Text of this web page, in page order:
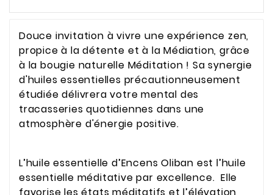
Douce invitation à vivre une expérience zen,
propice à la détente et à la Médiation, grâce
à la bougie naturelle Méditation ! Sa synergie
d'huiles essentielles précautionneusement
étudiée délivrera votre mental des
tracasseries quotidiennes dans une
atmosphère d'énergie positive.
L’huile essentielle d’Encens Oliban est l’huile
essentielle méditative par excellence. Elle
favorise les états méditatifs et l’élévation